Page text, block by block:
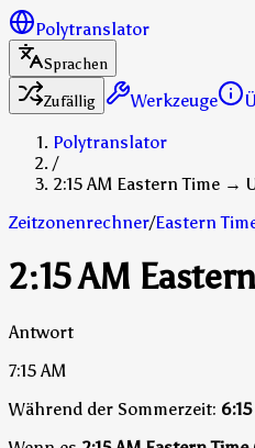
Polytranslator
Sprachen
Zufällig
Werkzeuge
Polytranslator
/
2:15 AM Eastern Time →
Zeitzonenrechner/Eastern
2:15 AM
Antwort
7:15 AM
Während der Sommerzeit: